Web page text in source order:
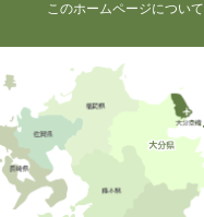
このホームページについて